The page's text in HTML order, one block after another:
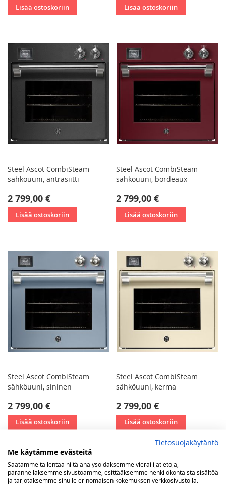
Lisää ostoskoriin Lisää ostoskoriin
Steel Ascot CombiSteam
sähköuuni, antrasiitti
2 799,00 €
Lisää ostoskoriin
Steel Ascot CombiSteam
sähköuuni, bordeaux
2 799,00 €
Lisää ostoskoriin
Steel Ascot CombiSteam
sähköuuni, sininen
2 799,00 €
Lisää ostoskoriin
Steel Ascot CombiSteam
sähköuuni, kerma
2 799,00 €
Lisää ostoskoriin
Tietosuojakäytäntö
Me käytämme evästeitä
Saatamme tallentaa niitä analysoidaksemme vierailijatietoja,
parannellaksemme sivustoamme, esittääksemme henkilökohtaista sisältöä
ja tarjotaksemme sinulle erinomaisen kokemuksen verkkosivustolla.